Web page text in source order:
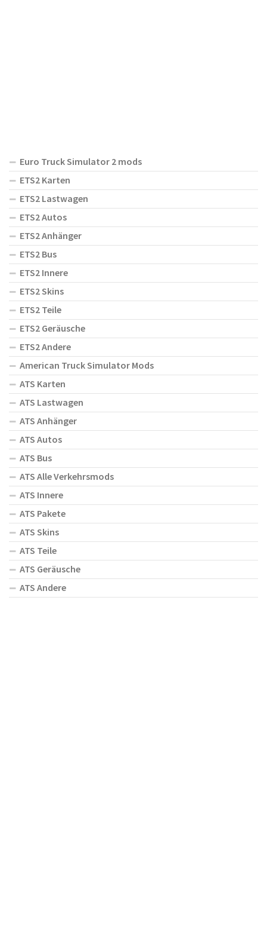
Euro Truck Simulator 2 mods
ETS2 Karten
ETS2 Lastwagen
ETS2 Autos
ETS2 Anhänger
ETS2 Bus
ETS2 Innere
ETS2 Skins
ETS2 Teile
ETS2 Geräusche
ETS2 Andere
American Truck Simulator Mods
ATS Karten
ATS Lastwagen
ATS Anhänger
ATS Autos
ATS Bus
ATS Alle Verkehrsmods
ATS Innere
ATS Pakete
ATS Skins
ATS Teile
ATS Geräusche
ATS Andere